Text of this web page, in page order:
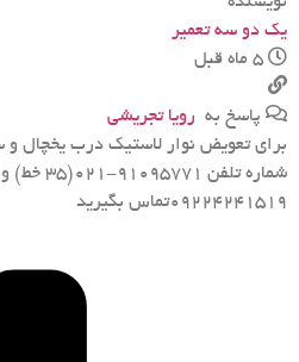
یک دو سه تعمیر
پاسخ به رویا تجریشی
شماره تلفن
09224241519تماس بگیرید